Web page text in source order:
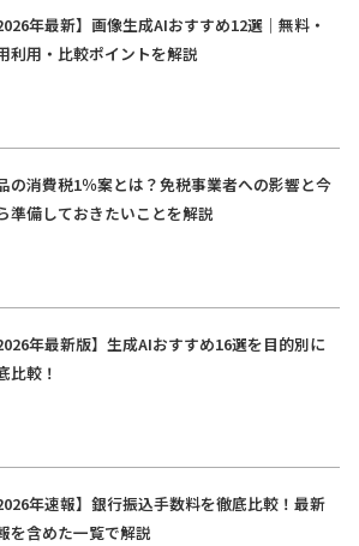
2026年最新】画像生成AIおすすめ12選｜無料・
利用・比較ポイントを解説
の消費税1％案とは？免税事業者への影響と今
準備しておきたいことを解説
2026年最新版】生成AIおすすめ16選を目的別に
比較！
2026年速報】銀行振込手数料を徹底比較！最新
を含めた一覧で解説